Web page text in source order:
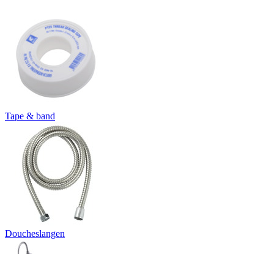
Tape & band
Doucheslangen